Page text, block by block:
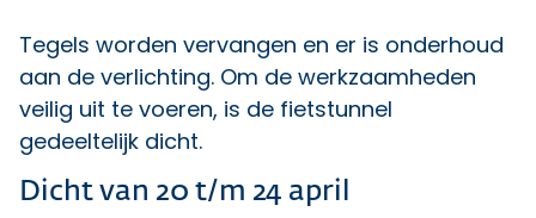
Tegels worden vervangen en er is onderhoud
aan de verlichting. Om de werkzaamheden
veilig uit te voeren, is de fietstunnel
gedeeltelijk dicht.
Dicht van 20 t/m 24 april